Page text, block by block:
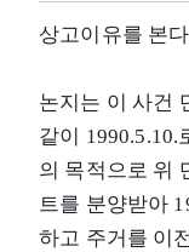
상고이유를 본
논지는 이 사건
같이 1990.5.10.
의 목적으로 위
트를 분양받아
하고 주거를 이